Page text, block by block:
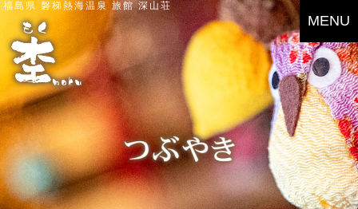
福島県 磐梯熱海温泉 旅館 深山荘
MENU